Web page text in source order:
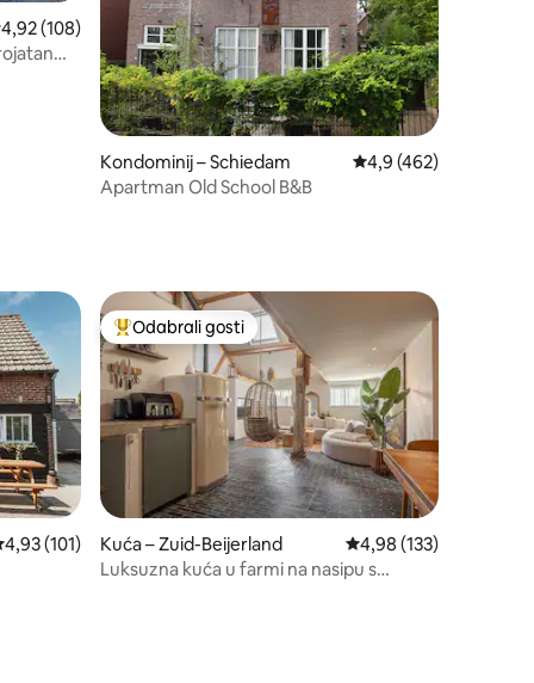
ocjena: 4,92/5, recenzija: 108
4,92 (108)
Kondominij – Schiedam Prosječna ocjena:
4,9 (462)
Apartman Old School B&B
ocjena: 4,93/5, recenzija: 101
4,93 (101)
Među najviše rangiranima s oznakom „Odabrali gosti”
Odabrali gosti
Kuća – Zuid-Beijerland Prosječna ocjena:
4,98 (133)
Luksuzna kuća u farmi na nasipu s